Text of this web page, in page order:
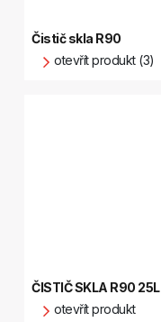
Čistič skla R90
otevřít produkt (3)
ČISTIČ SKLA R90 25L
otevřít produkt